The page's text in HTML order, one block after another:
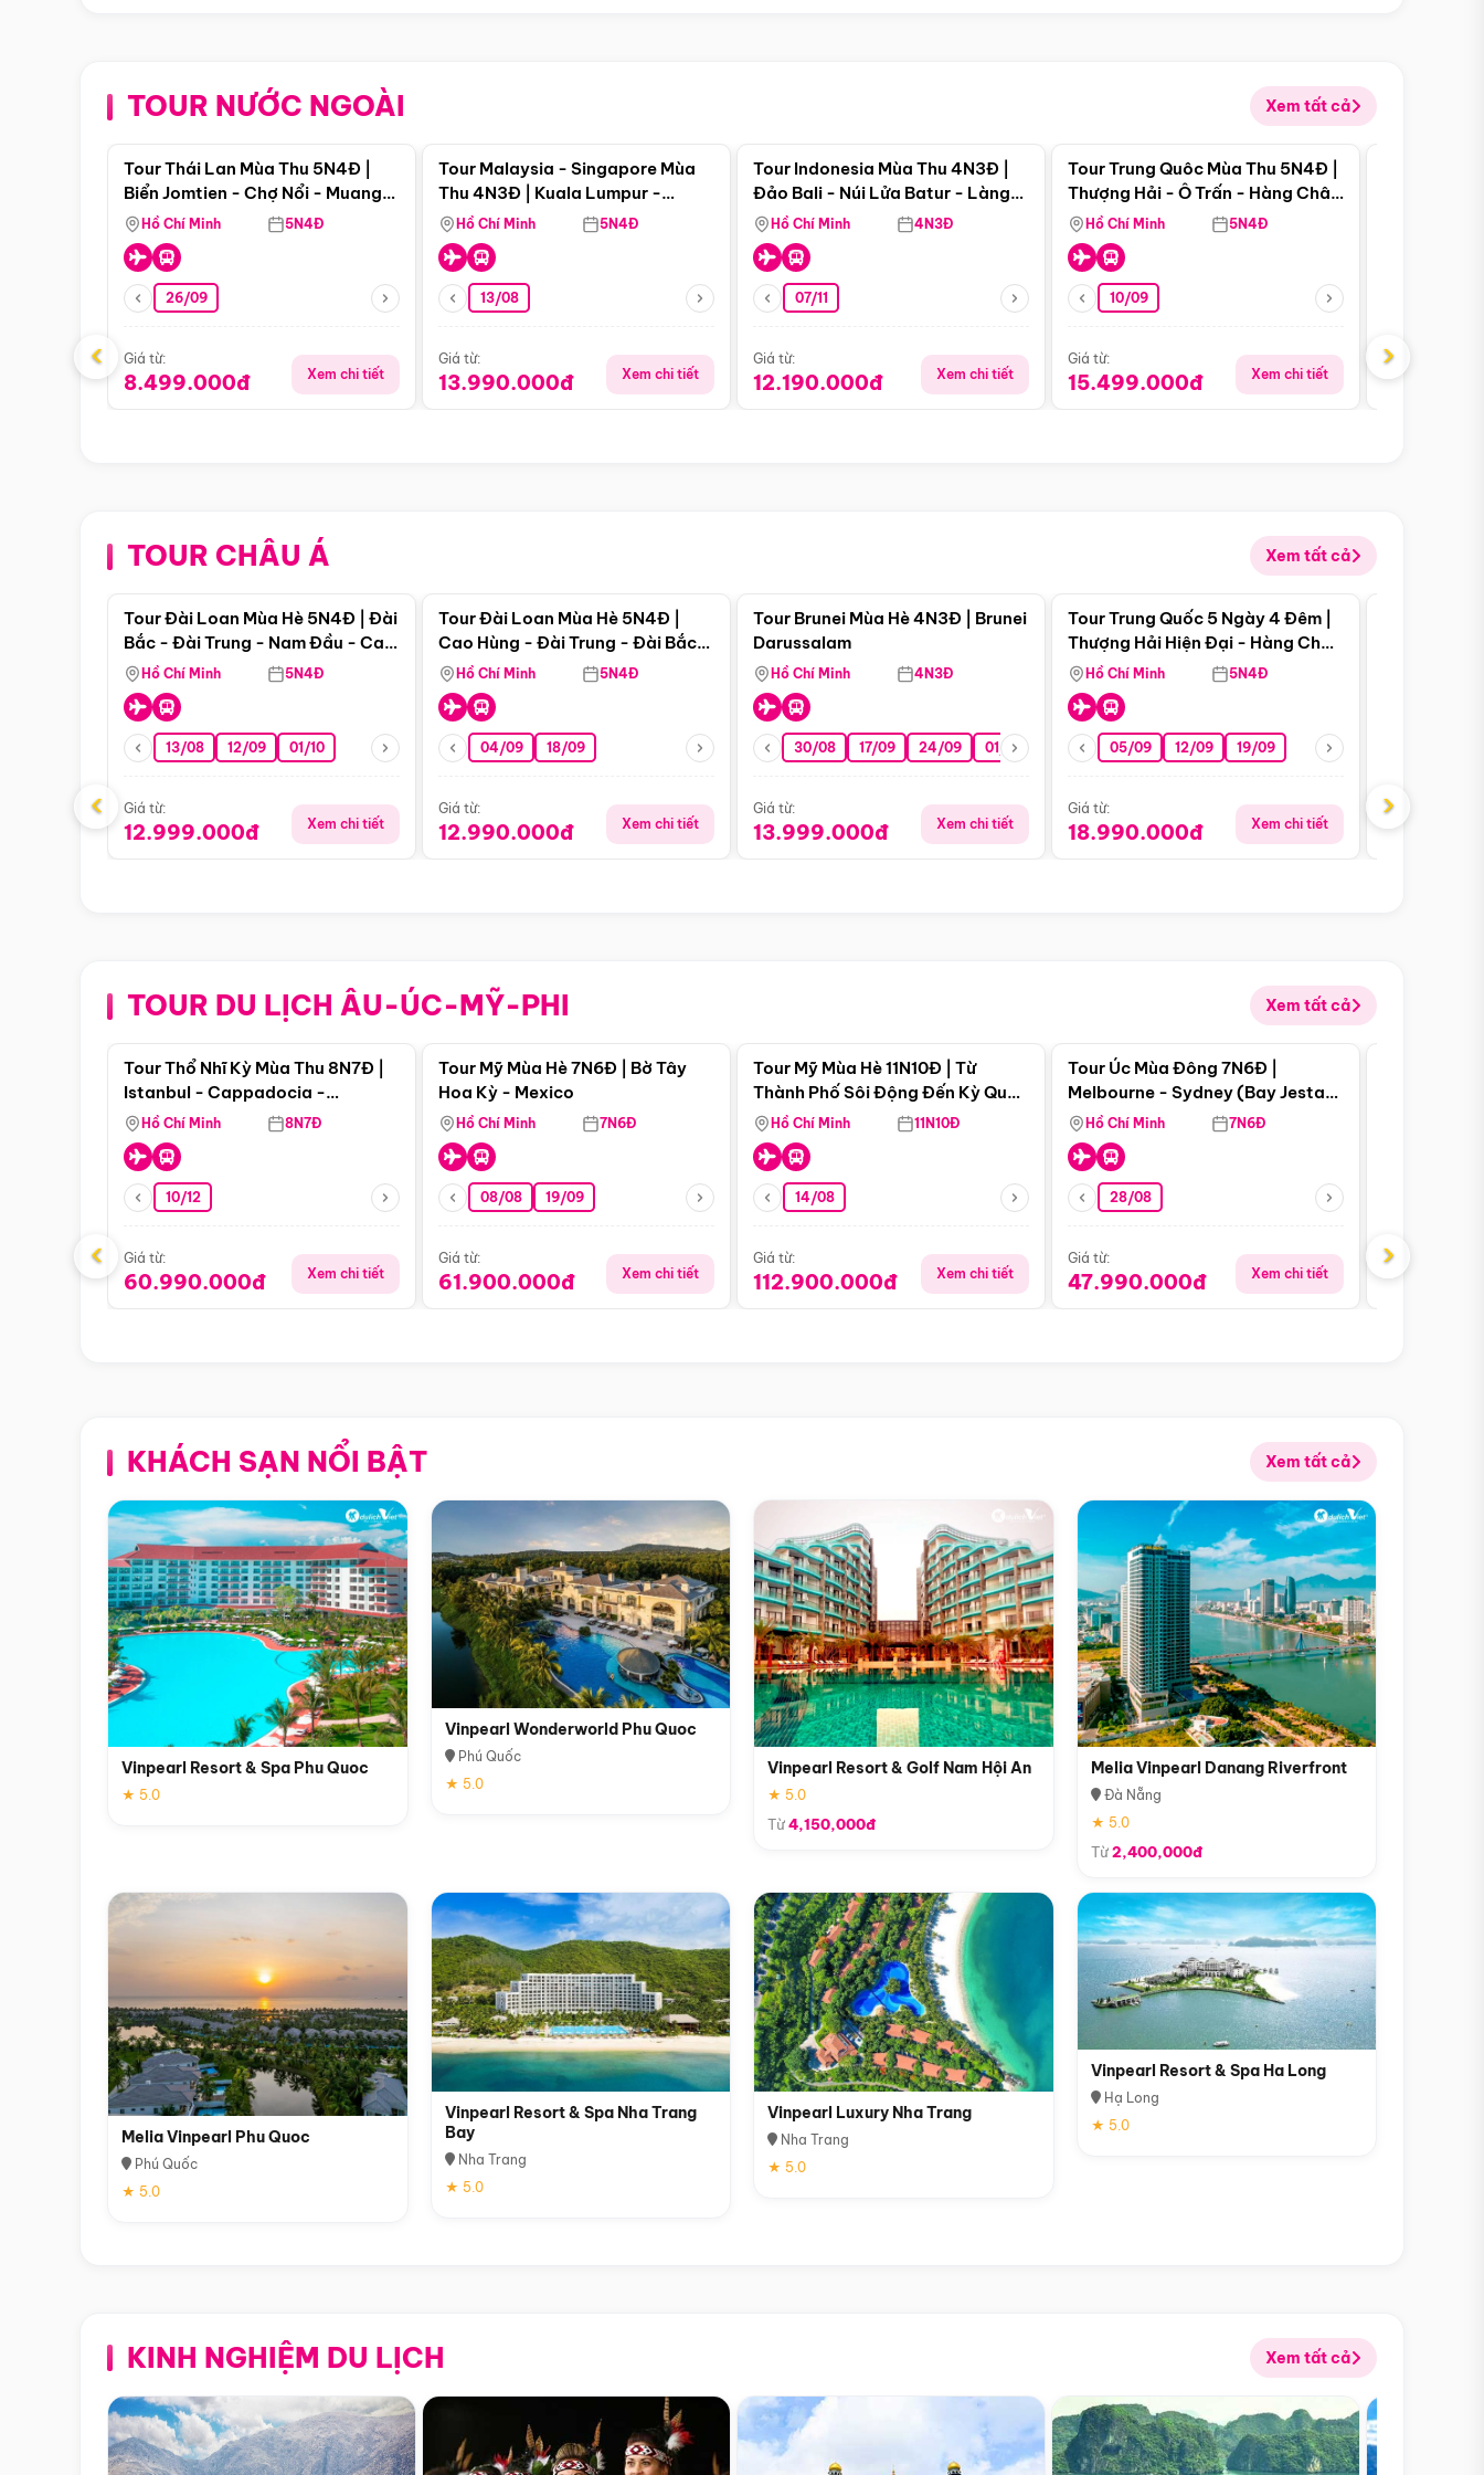
TOUR NƯỚC NGOÀI Xem tất cả
Điểm nổi bật
Tour Thái Lan Mùa Thu 5N4Đ |
Biển Jomtien - Chợ Nổi - Muang
Boran - Suanthai
Hồ Chí Minh 5N4Đ
26/09
Giá từ:
8.499.000đ Xem chi tiết
Tour Malaysia - Singapore Mùa
Thu 4N3Đ | Kuala Lumpur -
Malacca - Johor Baru -
Singapore
Hồ Chí Minh 5N4Đ
13/08
Giá từ:
13.990.000đ Xem chi tiết
Tour Indonesia Mùa Thu 4N3Đ |
Đảo Bali - Núi Lửa Batur - Làng
Penglipuran
Hồ Chí Minh 4N3Đ
07/11
Giá từ:
12.190.000đ Xem chi tiết
Điểm nổi bật
Tour Trung Quôc Mùa Thu 5N4Đ |
Thượng Hải - Ô Trấn - Hàng Châu
(Tour Không Shopping)
Hồ Chí Minh 5N4Đ
10/09
Giá từ:
15.499.000đ Xem chi tiết
Giá từ:
‹ ›
TOUR CHÂU Á Xem tất cả
Điểm nổi bật
Tour Đài Loan Mùa Hè 5N4Đ | Đài
Bắc - Đài Trung - Nam Đầu - Cao
Hùng ( Bay Vn)
Hồ Chí Minh 5N4Đ
13/08 12/09 01/10
Giá từ:
12.999.000đ Xem chi tiết
Tour Đài Loan Mùa Hè 5N4Đ |
Cao Hùng - Đài Trung - Đài Bắc
(Bay Vj)
Hồ Chí Minh 5N4Đ
04/09 18/09
Giá từ:
12.990.000đ Xem chi tiết
Tour Brunei Mùa Hè 4N3Đ | Brunei
Darussalam
Hồ Chí Minh 4N3Đ
30/08 17/09 24/09 01/10 15/10 29/10
Giá từ:
13.999.000đ Xem chi tiết
Điểm nổi bật
Tour Trung Quốc 5 Ngày 4 Đêm |
Thượng Hải Hiện Đại - Hàng Châu
Nên Thơ - Ô Trấn Cổ Kính
Hồ Chí Minh 5N4Đ
05/09 12/09 19/09
Giá từ:
18.990.000đ Xem chi tiết
Giá từ:
‹ ›
TOUR DU LỊCH ÂU-ÚC-MỸ-PHI Xem tất cả
Điểm nổi bật
Tour Thổ Nhĩ Kỳ Mùa Thu 8N7Đ |
Istanbul - Cappadocia -
Pamukkale
Hồ Chí Minh 8N7Đ
10/12
Giá từ:
60.990.000đ Xem chi tiết
Tour Mỹ Mùa Hè 7N6Đ | Bờ Tây
Hoa Kỳ - Mexico
Hồ Chí Minh 7N6Đ
08/08 19/09
Giá từ:
61.900.000đ Xem chi tiết
Tour Mỹ Mùa Hè 11N10Đ | Từ
Thành Phố Sôi Động Đến Kỳ Quan
Thiên Nhiên Mỹ
Hồ Chí Minh 11N10Đ
14/08
Giá từ:
112.900.000đ Xem chi tiết
Điểm nổi bật
Tour Úc Mùa Đông 7N6Đ |
Melbourne - Sydney (Bay Jestar
Airways)
Hồ Chí Minh 7N6Đ
28/08
Giá từ:
47.990.000đ Xem chi tiết
Giá từ:
‹ ›
KHÁCH SẠN NỔI BẬT Xem tất cả
Vinpearl Resort & Spa Phu Quoc
★ 5.0
Vinpearl Wonderworld Phu Quoc
Phú Quốc
★ 5.0
Vinpearl Resort & Golf Nam Hội An
★ 5.0
Từ4,150,000đ
Melia Vinpearl Danang Riverfront
Đà Nẵng
★ 5.0
Từ2,400,000đ
Melia Vinpearl Phu Quoc
Phú Quốc
★ 5.0
Vinpearl Resort & Spa Nha Trang
Bay
Nha Trang
★ 5.0
Vinpearl Luxury Nha Trang
Nha Trang
★ 5.0
Vinpearl Resort & Spa Ha Long
Hạ Long
★ 5.0
KINH NGHIỆM DU LỊCH Xem tất cả